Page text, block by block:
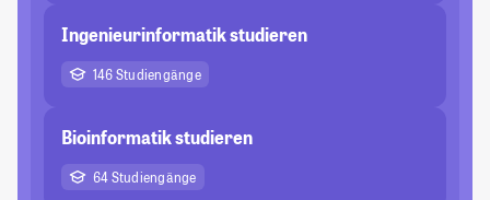
Ingenieurinformatik studieren
146 Studiengänge
Bioinformatik studieren
64 Studiengänge